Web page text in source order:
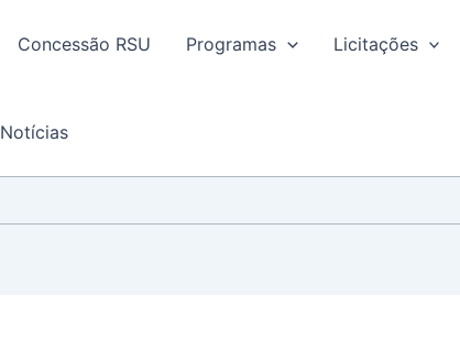
Concessão RSU Programas Licitações
Notícias